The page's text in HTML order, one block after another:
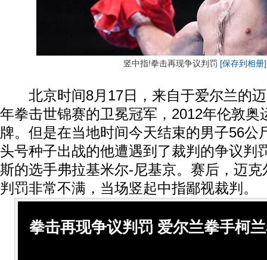
竖中指!拳击再现争议判罚 [保存到相册]
北京时间8月17日，来自于爱尔兰的迈
年拳击世锦赛的卫冕冠军，2012年伦敦奥
牌。但是在当地时间今天结束的男子56公
头号种子出战的他遭遇到了裁判的争议判
斯的选手弗拉基米尔-尼基京。赛后，迈
判罚非常不满，当场竖起中指鄙视裁判。
拳击再现争议判罚 爱尔兰拳手柯